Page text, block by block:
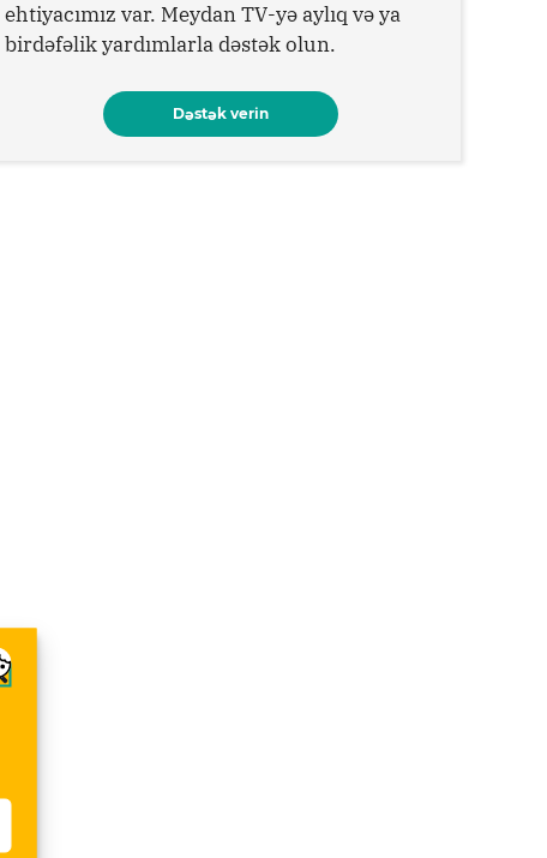
ehtiyacımız var. Meydan TV-yə aylıq və ya
birdəfəlik yardımlarla dəstək olun.
Dəstək verin